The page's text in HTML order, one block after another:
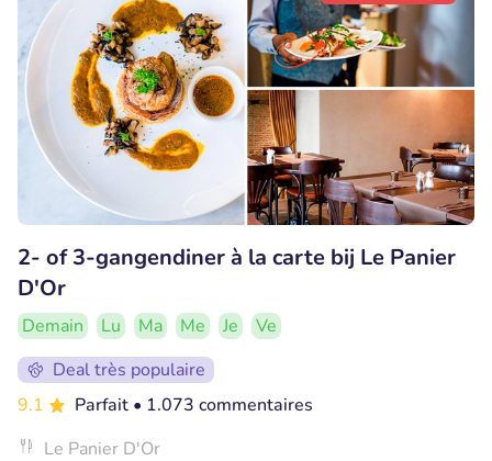
2- of 3-gangendiner à la carte bij Le Panier
D'Or
Demain Lu Ma Me Je
Ve
Deal très populaire
9.1
Parfait • 1.073 commentaires
Le Panier D'Or